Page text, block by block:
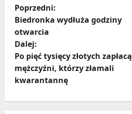
Z
o
b
a
Poprzedni:
Biedronka wydłuża godziny
otwarcia
Dalej:
Po pięć tysięcy złotych zapłacą
mężczyźni, którzy złamali
kwarantannę